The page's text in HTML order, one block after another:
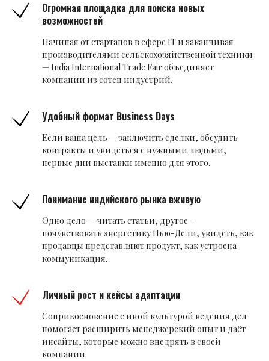
Огромная площадка для поиска новых
возможностей
Начиная от стартапов в сфере IT и заканчивая
производителями сельскохозяйственной техники
— India International Trade Fair объединяет
компании из сотен индустрий.
Удобный формат Business Days
Если ваша цель — заключить сделки, обсудить
контракты и увидеться с нужными людьми,
первые дни выставки именно для этого.
Понимание индийского рынка вживую
Одно дело — читать статьи, другое —
почувствовать энергетику Нью-Дели, увидеть, как
продавцы представляют продукт, как устроена
коммуникация.
Личный рост и кейсы адаптации
Соприкосновение с иной культурой ведения дел
помогает расширить менеджерский опыт и даёт
инсайты, которые можно внедрять в своей
компании.